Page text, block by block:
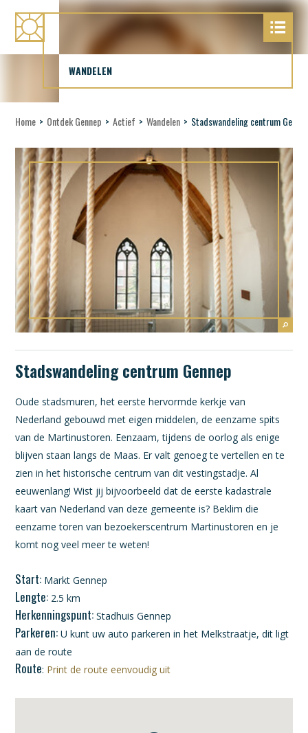
WANDELEN
Home > Ontdek Gennep > Actief > Wandelen > Stadswandeling centrum
Stadswandeling centrum Gennep
Oude stadsmuren, het eerste hervormde kerkje van
Nederland gebouwd met eigen middelen, de eenzame spits
van de Martinustoren. Eenzaam, tijdens de oorlog als enige
blijven staan langs de Maas. Er valt genoeg te vertellen en te
zien in het historische centrum van dit vestingstadje. Al
eeuwenlang! Wist jij bijvoorbeeld dat de eerste kadastrale
kaart van Nederland van deze gemeente is? Beklim die
eenzame toren van bezoekerscentrum Martinustoren en je
komt nog veel meer te weten!
Start: Markt Gennep
Lengte: 2.5 km
Herkenningspunt:Stadhuis Gennep
Parkeren:U kunt uw auto parkeren in het Melkstraatje, dit ligt
aan de route
Route: Print de route eenvoudig uit